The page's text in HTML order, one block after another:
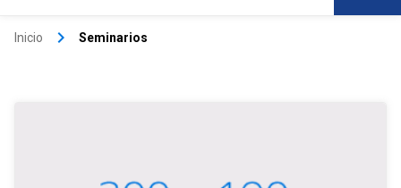
Inicio keyboard_arrow_right Seminarios